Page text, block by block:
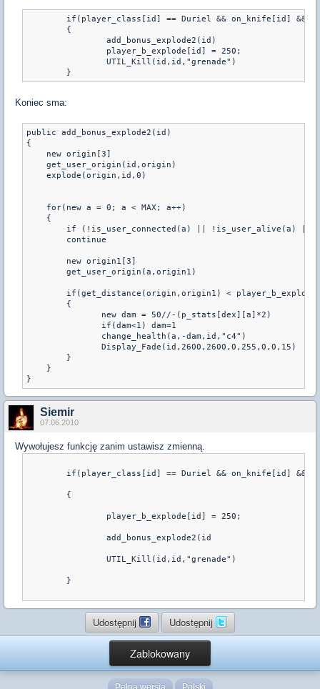
if(player_class[id] == Duriel && on_knife[id] &&
        {
                add_bonus_explode2(id)
                player_b_explode[id] = 250;
                UTIL_Kill(id,id,"grenade")
        }
Koniec sma:
public add_bonus_explode2(id)
{
    new origin[3]
    get_user_origin(id,origin)
    explode(origin,id,0)
    for(new a = 0; a < MAX; a++)
    {
if (!is_user_connected(a) || !is_user_alive(a) ||
        continue
        new origin1[3]
        get_user_origin(a,origin1)
if(get_distance(origin,origin1) <
        {
               new dam = 50//-(p_stats[dex][a]*2)
               if(dam<1) dam=1
               change_health(a,-dam,id,"c4")
               Display_Fade(id,2600,2600,0,255,0,0,15)
        }
    }
}
Siemir
07.06.2010
Wywołujesz funkcję zanim ustawisz zmienną.
if(player_class[id] == Duriel && on_knife[id] &&
        {
                player_b_explode[id] = 250;
                add_bonus_explode2(id
                UTIL_Kill(id,id,"grenade")
        }
Udostępnij Udostępnij
Zablokowany
Pełna wersja Polski